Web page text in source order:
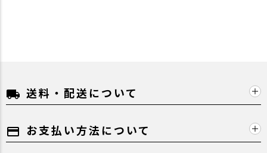
local_shipping 送料・配送について
payment お支払い方法について